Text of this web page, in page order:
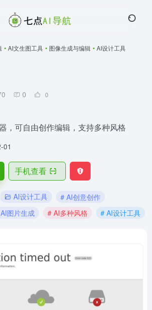
• AI文生图工具 • 图像生成与编辑 • AI设计工具
0 0
，可自由创作编辑，支持多种风格
01
手机查看
AI设计工具
# AI创意创作
图片生成 # AI多种风格 # AI设计工具